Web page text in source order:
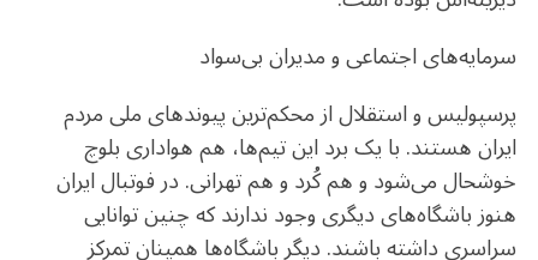
سرمایه‌های اجتماعی و مدیران بی‌سواد
پرسپولیس و استقلال از محکم‌ترین پیوندهای ملی مردم
ایران هستند. با یک برد این تیم‌ها، هم هواداری بلوچ
خوشحال می‌شود و هم کُرد و هم تهرانی. در فوتبال ایران
هنوز باشگاه‌های دیگری وجود ندارند که چنین توانایی
سراسری داشته باشند. دیگر باشگاه‌ها همپنان تمرکز